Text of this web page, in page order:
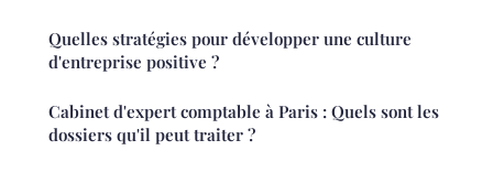
Quelles stratégies pour développer une culture
d'entreprise positive ?
Cabinet d'expert comptable à Paris : Quels sont les
dossiers qu'il peut traiter ?